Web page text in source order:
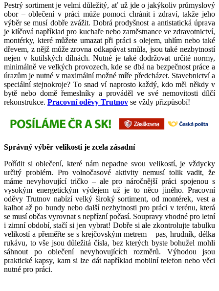
Pestrý sortiment je velmi důležitý, ať už jde o jakýkoliv průmyslový
obor – oblečení v práci může pomoci chránit i zdraví, takže jeho
výběr se musí dobře zvážit. Dobrá prodyšnost a antistatická úprava
je klíčová například pro kuchaře nebo zaměstnance ve zdravotnictví,
montérky, které můžete umazat při práci s olejem, uhlím nebo také
dřevem, z nějž může zrovna odkapávat smůla, jsou také nezbytností
nejen v kutilských dílnách. Nutné je také dodržovat určité normy,
minimálně ve velkých provozech, kde se dbá na bezpečnost práce a
úrazům je nutné v maximální možné míře předcházet. Stavebnictví a
speciální stejnokroje? To snad ví naprosto každý, kdo měl někdy v
bytě nebo domě řemeslníky a prováděl ve své nemovitosti dílčí
rekonstrukce. Pracovní oděvy Trutnov se vždy přizpůsobí!
Správný výběr velikosti je zcela zásadní
Pořídit si oblečení, které nám nepadne svou velikostí, je vždycky
určitý problém. Pro volnočasové aktivity nemusí tolik vadit, že
máme nevyhovující tričko – ale pro náročnější práci spojenou s
vysokým energetickým výdejem už je to něco jiného. Pracovní
oděvy Trutnov nabízí velký široký sortiment, od montérek, vest a
kalhot až po bundy nebo další nezbytnosti pro práci v terénu, která
se musí občas vyrovnat s nepřízní počasí. Soupravy vhodné pro letní
i zimní období, stačí si jen vybrat! Dobře si ale zkontrolujte tabulku
velikostí a přeměřte se s krejčovským metrem – pas, hrudník, délka
rukávu, to vše jsou důležitá čísla, bez kterých byste bohužel mohli
sáhnout po oblečení nevyhovujících rozměrů. Výhodou jsou
praktické kapsy, kam si lze dát například mobilní telefon nebo věci
nutné pro práci.